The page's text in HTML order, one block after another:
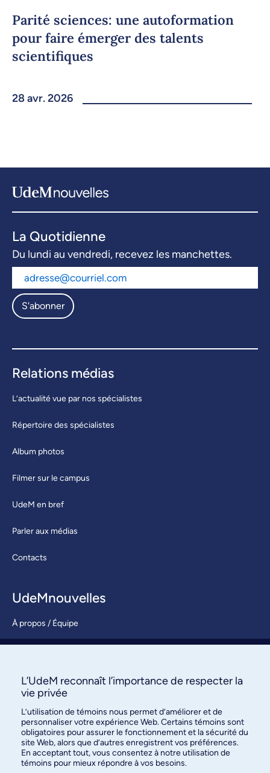
Parité sciences: une autoformation
pour faire émerger des talents
scientifiques
28 avr. 2026
La Quotidienne
Du lundi au vendredi, recevez les manchettes.
S'abonner
Relations médias
L’actualité vue par nos spécialistes
Répertoire des spécialistes
Album photos
Filmer sur le campus
UdeM en bref
Parler aux médias
Contacts
UdeMnouvelles
À propos / Équipe
S’abonner
L’UdeM reconnaît l’importance de respecter la
vie privée
L’utilisation de témoins nous permet d’améliorer et de
personnaliser votre expérience Web. Certains témoins sont
obligatoires pour assurer le fonctionnement et la sécurité du
site Web, alors que d’autres enregistrent vos préférences.
En acceptant tout, vous consentez à notre utilisation de
témoins pour mieux répondre à vos besoins.